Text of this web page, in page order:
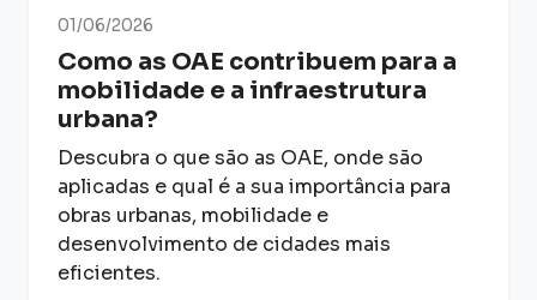
01/06/2026
Como as OAE contribuem para a
mobilidade e a infraestrutura
urbana?
Descubra o que são as OAE, onde são
aplicadas e qual é a sua importância para
obras urbanas, mobilidade e
desenvolvimento de cidades mais
eficientes.